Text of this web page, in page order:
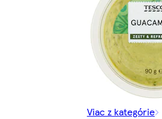
Viac z kategórie